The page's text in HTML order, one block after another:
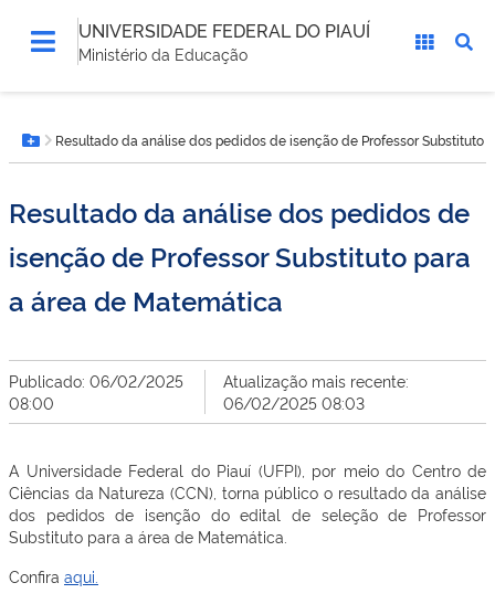
UNIVERSIDADE FEDERAL DO PIAUÍ
Ministério da Educação
está
aqui:Botão Menu
Resultado da análise dos pedidos de isenção de Professor Substituto
Resultado da análise dos pedidos de
isenção de Professor Substituto para
a área de Matemática
Publicado: 06/02/2025
08:00
Atualização mais recente:
06/02/2025 08:03
A Universidade Federal do Piauí (UFPI), por meio do Centro de
Ciências da Natureza (CCN), torna público o resultado da análise
dos pedidos de isenção do edital de seleção de Professor
Substituto para a área de Matemática.
Confira aqui.